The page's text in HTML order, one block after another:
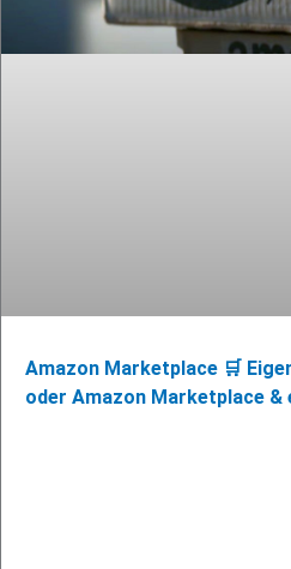
Amazon Marketplace 🛒
oder Amazon Marketplace &